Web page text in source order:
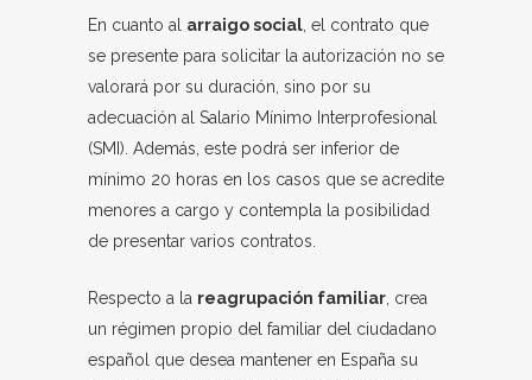
En cuanto al arraigo social , el contrato que
se presente para solicitar la autorización no se
valorará por su duración, sino por su
adecuación al Salario Mínimo Interprofesional
(SMI). Además, este podrá ser inferior de
mínimo 20 horas en los casos que se acredite
menores a cargo y contempla la posibilidad
de presentar varios contratos.
Respecto a la reagrupación familiar , crea
un régimen propio del familiar del ciudadano
español que desea mantener en España su